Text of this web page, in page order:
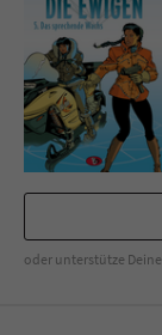
oder unterstütze
Zweck